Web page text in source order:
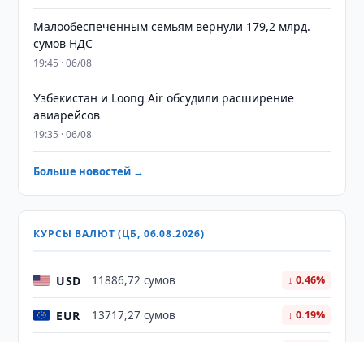
Малообеспеченным семьям вернули 179,2 млрд.
сумов НДС
19:45 · 06/08
Узбекистан и Loong Air обсудили расширение
авиарейсов
19:35 · 06/08
Больше новостей →
КУРСЫ ВАЛЮТ (ЦБ, 06.08.2026)
USD 11886,72 сумов ↓ 0.46%
EUR 13717,27 сумов ↓ 0.19%